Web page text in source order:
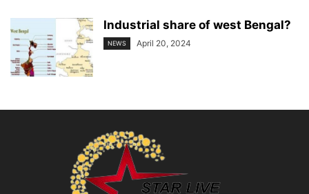
Industrial share of west Bengal?
NEWS April 20, 2024